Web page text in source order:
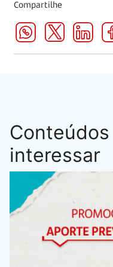
Compartilhe
interessar